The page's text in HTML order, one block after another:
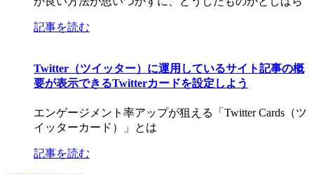
記事を読む
Twitter（ツイッター）に運用しているサイト記事の概
要が表示できるTwitterカードを設定しよう
エンゲージメント率アップが狙える「Twitter Cards（ツ
イッターカード）」とは
記事を読む